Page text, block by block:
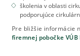
školenia v oblasti
podporujúce
Pre bližšie informácie
firemnej pobočke VÚB